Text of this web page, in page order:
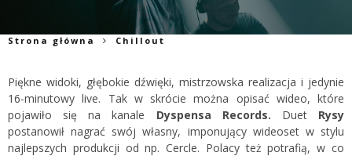
Strona główna Chillout
Piękne widoki, głębokie dźwięki, mistrzowska realizacja i jedynie
16-minutowy live. Tak w skrócie można opisać wideo, które
pojawiło się na kanale Dyspensa Records. Duet Rysy
postanowił nagrać swój własny, imponujący wideoset w stylu
najlepszych produkcji od np. Cercle. Polacy też potrafią, w co